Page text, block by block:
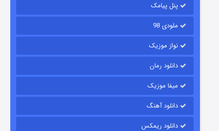
رویایی برای تو
پنل پیامک
ملودی 98
نواز موزیک
دانلود رمان
میفا موزیک
دانلود آهنگ
دانلود ریمکس